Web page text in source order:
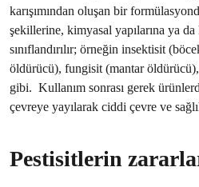
karışımından oluşan bir
şekillerine, kimyasal yapılarına ya
sınıflandırılır; örneğin insektisit
öldürücü), fungisit (mantar
gibi. Kullanım sonrası gerek
çevreye yayılarak ciddi çevre ve
Pestisitlerin